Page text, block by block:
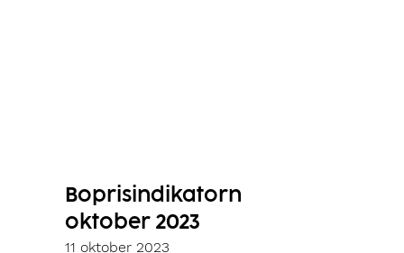
Boprisindikatorn
oktober 2023
11 oktober 2023